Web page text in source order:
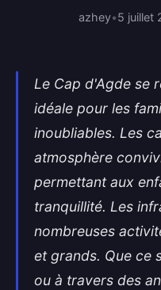
azhey•5 juillet
Le Cap d'Agde se
idéale pour les
inoubliables. Les
atmosphère
permettant aux
tranquillité. Les
nombreuses
et grands. Que ce
ou à travers des